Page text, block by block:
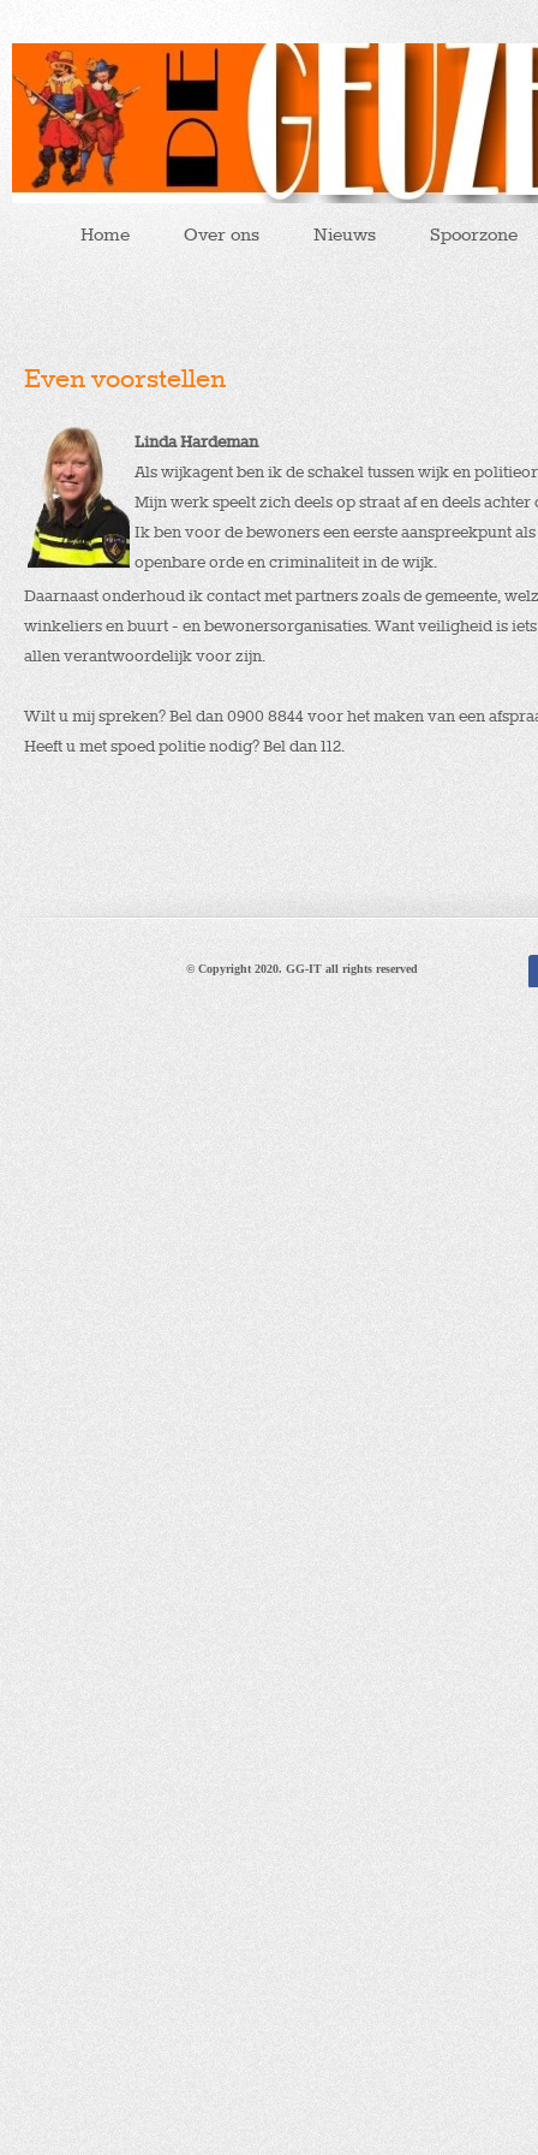
Home Over ons Nieuws Spoorzone
Even voorstellen
Linda Hardeman
Als wijkagent ben ik de schakel tussen wijk en
Mijn werk speelt zich deels op straat af en deels achter
Ik ben voor de bewoners een eerste aanspreekpunt
openbare orde en criminaliteit in de wijk.
Daarnaast onderhoud ik contact met partners zoals de gemeente,
winkeliers en buurt - en bewonersorganisaties. Want veiligheid is
allen verantwoordelijk voor zijn.
Wilt u mij spreken? Bel dan 0900 8844 voor het maken van een
Heeft u met spoed politie nodig? Bel dan 112.
© Copyright 2020. GG-IT all rights reserved